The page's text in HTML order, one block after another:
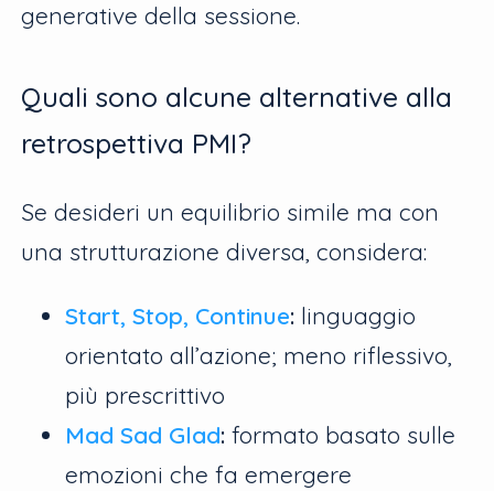
generative della sessione.
Quali sono alcune alternative alla
retrospettiva PMI?
Se desideri un equilibrio simile ma con
una strutturazione diversa, considera:
Start, Stop, Continue: linguaggio
orientato all’azione; meno riflessivo,
più prescrittivo
Mad Sad Glad: formato basato sulle
emozioni che fa emergere